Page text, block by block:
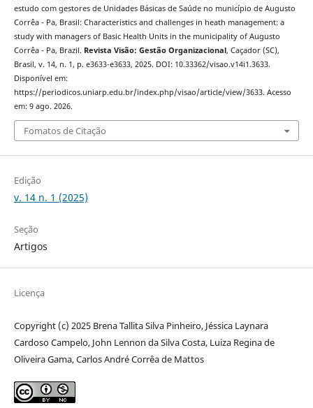
estudo com gestores de Unidades Básicas de Saúde no município de Augusto
Corrêa - Pa, Brasil: Characteristics and challenges in heath management: a
study with managers of Basic Health Units in the municipality of Augusto
Corrêa - Pa, Brazil. Revista Visão: Gestão Organizacional, Caçador (SC),
Brasil, v. 14, n. 1, p. e3633-e3633, 2025. DOI: 10.33362/visao.v14i1.3633.
Disponível em:
https://periodicos.uniarp.edu.br/index.php/visao/article/view/3633. Acesso
em: 9 ago. 2026.
Fomatos de Citação
Edição
v. 14 n. 1 (2025)
Seção
Artigos
Licença
Copyright (c) 2025 Brena Tallita Silva Pinheiro, Jéssica Laynara
Cardoso Campelo, John Lennon da Silva Costa, Luiza Regina de
Oliveira Gama, Carlos André Corrêa de Mattos